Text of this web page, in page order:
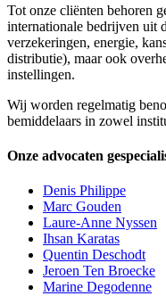
Tot onze cliënten behoren
internationale bedrijven uit
verzekeringen, energie,
distributie), maar ook
instellingen.
Wij worden regelmatig
bemiddelaars in zowel
Onze advocaten
Denis Philippe
Marc Gouden
Laure-Anne Nyssen
Ihsan Karatas
Quentin Deschodt
Jeroen Ten Broecke
Marine Degodenne